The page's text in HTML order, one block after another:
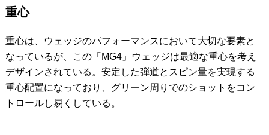
重心
重心は、ウェッジのパフォーマンスにおいて大切な要素と
なっているが、この「MG4」ウェッジは最適な重心を考え
デザインされている。安定した弾道とスピン量を実現する
重心配置になっており、グリーン周りでのショットをコン
トロールし易くしている。